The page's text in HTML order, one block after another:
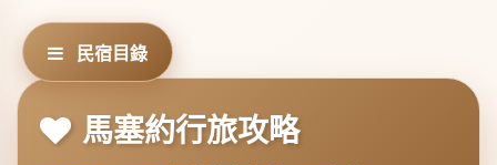
民宿目錄
馬塞約行旅攻略